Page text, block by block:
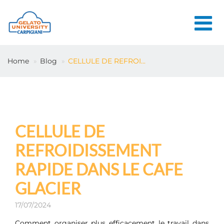
COURS
CONSEILS
CONTACTS
LOGIN
Home Blog CELLULE DE REFROI...
CELLULE DE
REFROIDISSEMENT
RAPIDE DANS LE CAFE
GLACIER
17/07/2024